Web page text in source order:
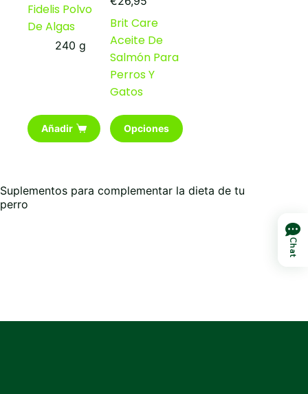
Fidelis Polvo
De Algas
240 g
Añadir
precios:
desde
€13,95
hasta
€26,95
Brit Care
Aceite De
Salmón Para
Perros Y
Gatos
Opciones
Este
producto
Las
Suplementos para complementar la dieta de tu
perro
Chat